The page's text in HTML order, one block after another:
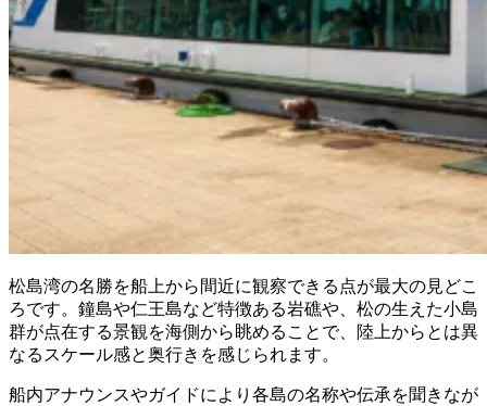
松島湾の名勝を船上から間近に観察できる点が最大の見どこ
ろです。鐘島や仁王島など特徴ある岩礁や、松の生えた小島
群が点在する景観を海側から眺めることで、陸上からとは異
なるスケール感と奥行きを感じられます。
船内アナウンスやガイドにより各島の名称や伝承を聞きなが